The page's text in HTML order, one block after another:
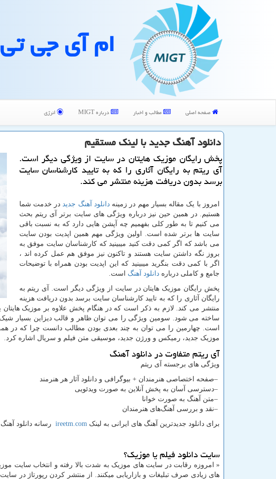
ام آی جی تی
صفحه اصلی مطالب و اخبار درباره MIGT انرژی
دانلود آهنگ جدید با لینك مستقیم
پخش رایگان موزیك هایتان در سایت از ویژگی دیگر است.
آی ریتم به رایگان آثاری را كه به تایید كارشناسان سایت
برسد بدون دریافت هزینه منتشر می كند.
امروز با یک مقاله بسیار مهم در زمینهدانلود آهنگ جدیددر خدمت شما
هستیم. در همین حین نیز درباره ویژگی های سایت برتر آی ریتم بحث
می کنیم تا به طور کلی بفهمیم چه آپشن هایی دارد که به نسبت باقی
سایت ها برتر شده است. اولین ویژگی مهم همین اپدیت بودن سایت
می باشد که اگر کمی دقت کنید میبینید که کارشناسان سایت موفق به
بروز نگه داشتن سایت هستند و تاکنون نیز موفق هم عمل کرده اند ،
اگر با کمی دقت بنگرید میبینید که این اپدیت بودن همراه با توضیحات
جامع و کاملی درباره دانلود آهنگ است.
پخش رایگان موزیک هایتان در سایت از ویژگی دیگر است. آی ریتم به
رایگان آثاری را که به تایید کارشناسان سایت برسد بدون دریافت هزینه
منتشر می کند. لازم به ذکر است که در هنگام پخش علاوه بر موزیک
ساخته می شود. سومین ویژگی را می توان ظاهر و قالب دیزاین بسیار
است. چهارمین را می توان به چند بعدی بودن مطالب دانست چرا که در همه
موزیک جدید، رمیکس و ورژن جدید، موسیقی متن فیلم و سریال اشاره کرد.
آی ریتم متفاوت در دانلود آهنگ
ویژگی های برجسته آی ریتم
–صفحه اختصاصی هنرمندان + بیوگرافی و دانلود آثار هر هنرمند
–دسترسی آسان به پخش آنلاین به صورت ویدئویی
–متن آهنگ به صورت خوانا
–نقد و بررسی آهنگ‌های هنرمندان
برای دانلود جدیدترین آهنگ های ایرانی به لینک ireetm.com رسانه دانلود
سایت دانلود فیلم یا موزیک؟
« امروزه رقابت در سایت های موزیک به شدت بالا رفته و انتخاب سایت
های زیادی صرف تبلیغات و بازاریابی میکنند. از منتشر کردن رپورتاژ در